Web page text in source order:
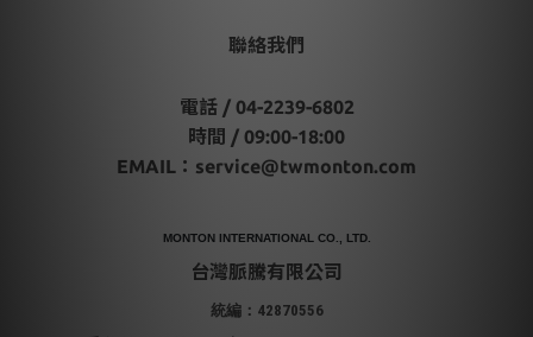
聯絡我們
電話 / 04-2239-6802
時間 / 09:00-18:00
EMAIL： service@twmonton.com
MONTON INTERNATIONAL CO., LTD.
台灣脈騰有限公司
統編：42870556